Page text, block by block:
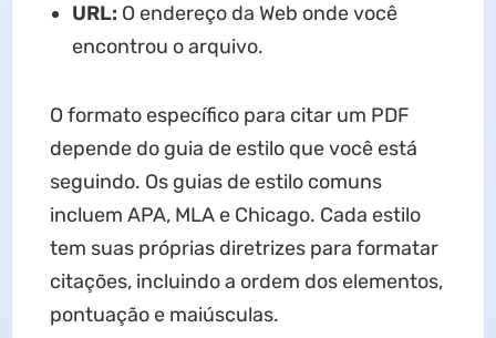
URL: O endereço da Web onde você
encontrou o arquivo.
O formato específico para citar um PDF
depende do guia de estilo que você está
seguindo. Os guias de estilo comuns
incluem APA, MLA e Chicago. Cada estilo
tem suas próprias diretrizes para formatar
citações, incluindo a ordem dos elementos,
pontuação e maiúsculas.